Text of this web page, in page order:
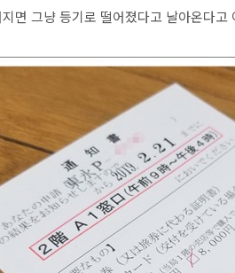
면 그냥 등기로 떨어졌다고 날아온다고